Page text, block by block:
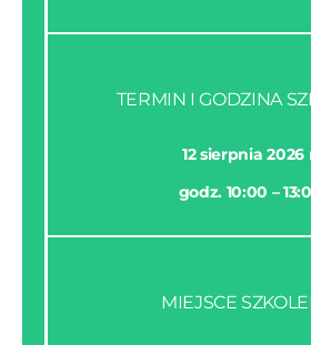
TERMIN I GODZINA
12 sierpnia 2026
godz. 10:00 –
MIEJSCE